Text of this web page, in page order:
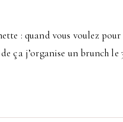
: quand vous voulez
ça j’organise un brunch le